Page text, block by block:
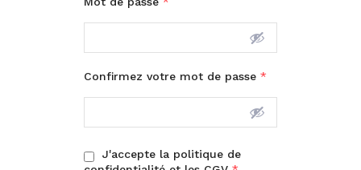
Confirmez votre mot de passe *
J'accepte la politique de